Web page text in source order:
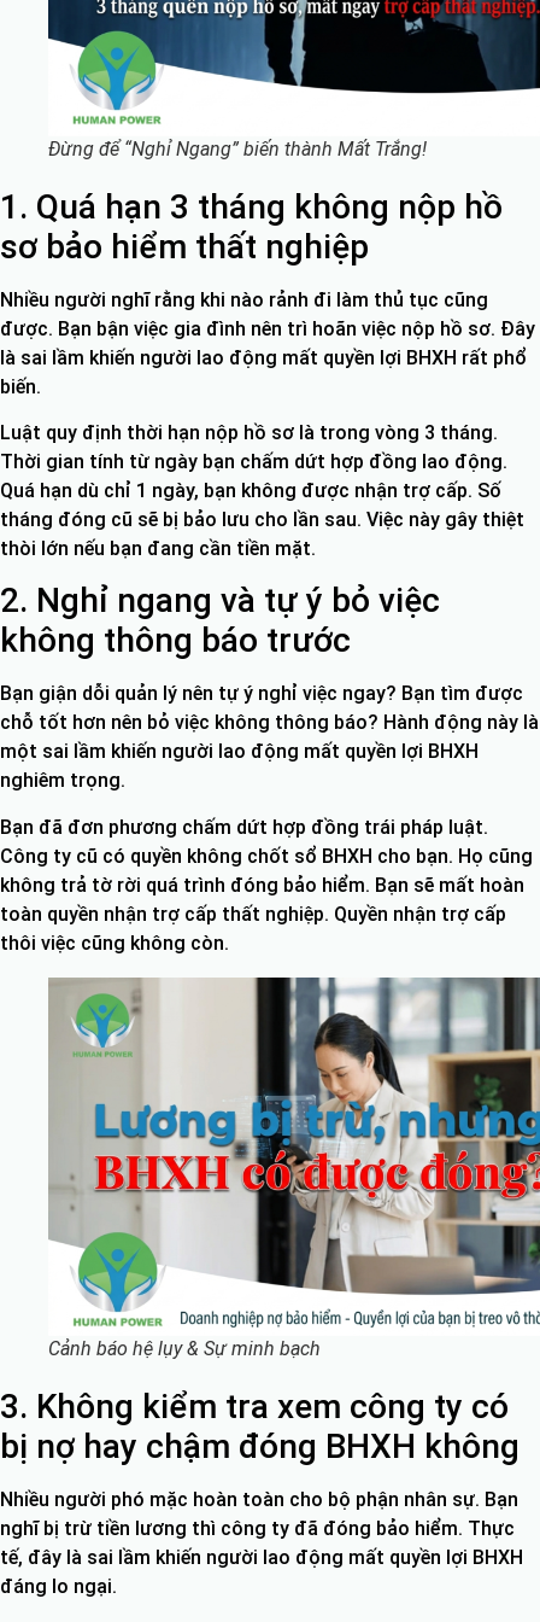
Đừng để “Nghỉ Ngang” biến thành Mất Trắng!
1. Quá hạn 3 tháng không nộp hồ
sơ bảo hiểm thất nghiệp
Nhiều người nghĩ rằng khi nào rảnh đi làm thủ tục cũng
được. Bạn bận việc gia đình nên trì hoãn việc nộp hồ sơ. Đây
là sai lầm khiến người lao động mất quyền lợi BHXH rất phổ
biến.
Luật quy định thời hạn nộp hồ sơ là trong vòng 3 tháng.
Thời gian tính từ ngày bạn chấm dứt hợp đồng lao động.
Quá hạn dù chỉ 1 ngày, bạn không được nhận trợ cấp. Số
tháng đóng cũ sẽ bị bảo lưu cho lần sau. Việc này gây thiệt
thòi lớn nếu bạn đang cần tiền mặt.
2. Nghỉ ngang và tự ý bỏ việc
không thông báo trước
Bạn giận dỗi quản lý nên tự ý nghỉ việc ngay? Bạn tìm được
chỗ tốt hơn nên bỏ việc không thông báo? Hành động này là
một sai lầm khiến người lao động mất quyền lợi BHXH
nghiêm trọng.
Bạn đã đơn phương chấm dứt hợp đồng trái pháp luật.
Công ty cũ có quyền không chốt sổ BHXH cho bạn. Họ cũng
không trả tờ rời quá trình đóng bảo hiểm. Bạn sẽ mất hoàn
toàn quyền nhận trợ cấp thất nghiệp. Quyền nhận trợ cấp
thôi việc cũng không còn.
Cảnh báo hệ lụy & Sự minh bạch
3. Không kiểm tra xem công ty có
bị nợ hay chậm đóng BHXH không
Nhiều người phó mặc hoàn toàn cho bộ phận nhân sự. Bạn
nghĩ bị trừ tiền lương thì công ty đã đóng bảo hiểm. Thực
tế, đây là sai lầm khiến người lao động mất quyền lợi BHXH
đáng lo ngại.